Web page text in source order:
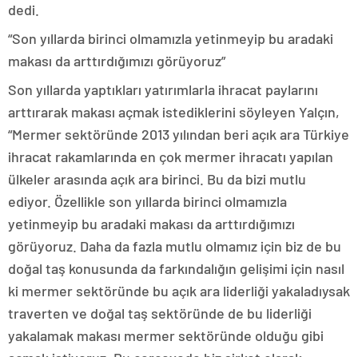
dedi.
“Son yıllarda birinci olmamızla yetinmeyip bu aradaki
makası da arttırdığımızı görüyoruz”
Son yıllarda yaptıkları yatırımlarla ihracat paylarını
arttırarak makası açmak istediklerini söyleyen Yalçın,
“Mermer sektöründe 2013 yılından beri açık ara Türkiye
ihracat rakamlarında en çok mermer ihracatı yapılan
ülkeler arasında açık ara birinci. Bu da bizi mutlu
ediyor. Özellikle son yıllarda birinci olmamızla
yetinmeyip bu aradaki makası da arttırdığımızı
görüyoruz. Daha da fazla mutlu olmamız için biz de bu
doğal taş konusunda da farkındalığın gelişimi için nasıl
ki mermer sektöründe bu açık ara liderliği yakaladıysak
traverten ve doğal taş sektöründe de bu liderliği
yakalamak makası mermer sektöründe olduğu gibi